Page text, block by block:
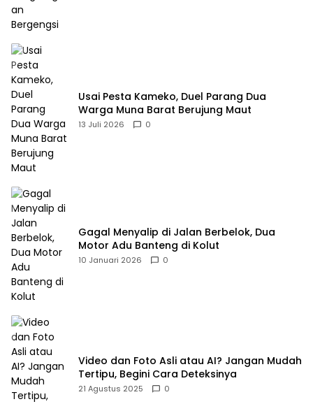
Usai Pesta Kameko, Duel Parang Dua
Warga Muna Barat Berujung Maut
13 Juli 2026 0
Gagal Menyalip di Jalan Berbelok, Dua
Motor Adu Banteng di Kolut
10 Januari 2026 0
Video dan Foto Asli atau AI? Jangan Mudah
Tertipu, Begini Cara Deteksinya
21 Agustus 2025 0